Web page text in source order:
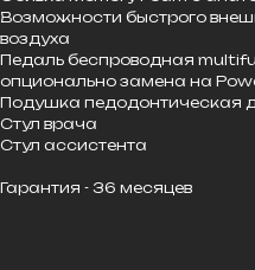
Возможности быстрого
воздуха
Педаль беспроводная
опционально замена на
Подушка педодонтическая
Стул врача
Стул ассистента
Гарантия - 36 месяцев